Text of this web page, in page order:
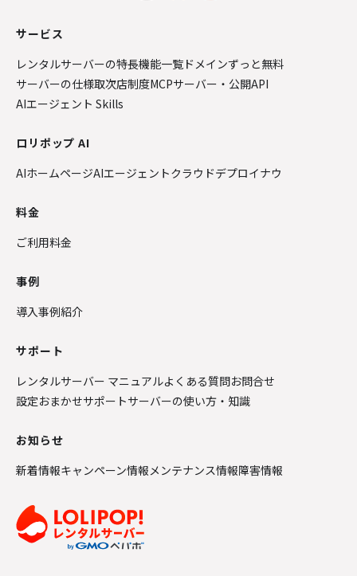
サービス
レンタルサーバーの特長機能一覧 ドメインずっと無料
サーバーの仕様取次店制度MCPサーバー・公開API
AIエージェント Skills
ロリポップ AI
AIホームページAIエージェントクラウドデプロイナウ
料金
ご利用料金
事例
導入事例紹介
サポート
レンタルサーバー マニュアルよくある質問お問合せ
設定おまかせサポートサーバーの使い方・知識
お知らせ
新着情報キャンペーン情報メンテナンス情報障害情報